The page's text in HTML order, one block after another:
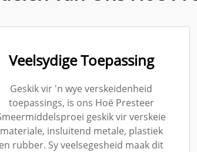
Veelsydige Toepassing
Geskik vir 'n wye verskeidenheid
toepassings, is ons Hoë Presteer
geskik vir verskeie
materiale, insluitend metale, plastiek
en rubber. Sy veelsegesheid maak dit